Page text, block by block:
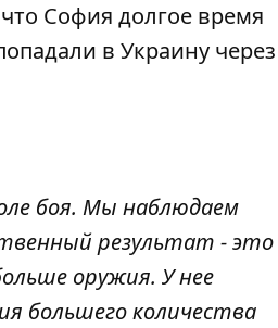
София долгое время
в Украину через
боя. Мы наблюдаем
результат - это
оружия. У нее
большего количества